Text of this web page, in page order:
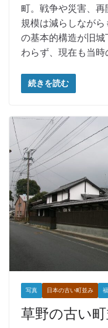
町。戦争や災害、
規模は減らしなが
の基本的構造が旧
わらず、現在も当
続きを読む
写真 日本の古い町並み
草野の古い